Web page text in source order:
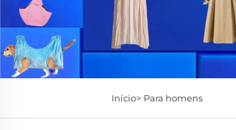
Início> Para homens